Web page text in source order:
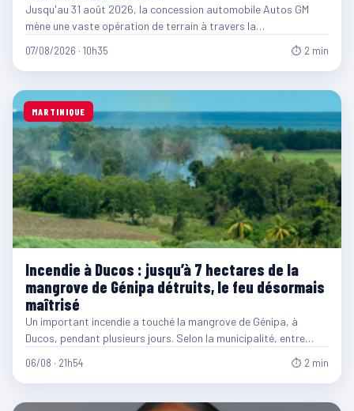
Jusqu'au 31 août 2026, la concession automobile Autos GM
mène une vaste opération de terrain à travers la…
07/08/2026 · 10h35 ⏱ 2 min
MARTINIQUE
Incendie à Ducos : jusqu’à 7 hectares de la
mangrove de Génipa détruits, le feu désormais
maîtrisé
Un important incendie a touché la mangrove de Génipa, à
Ducos, pendant plusieurs jours. Selon la municipalité, entre…
06/08 · 21h54 ⏱ 2 min